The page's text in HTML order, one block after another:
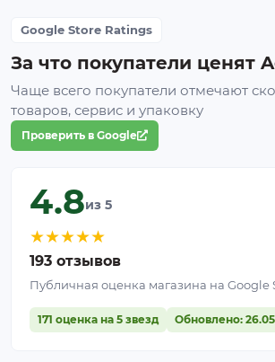
Google Store Ratings
За что покупатели ценят
Чаще всего покупатели отмечают
товаров, сервис и упаковку
Проверить в Google
4.8из 5
★★★★★
193 отзывов
Публичная оценка магазина на Google
171 оценка на 5 звезд Обновлено: